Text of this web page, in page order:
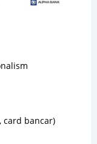
card bancar)